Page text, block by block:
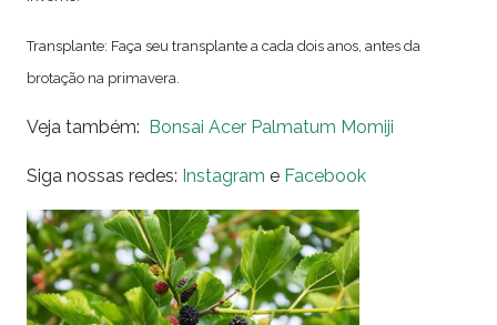
Transplante: Faça seu transplante a cada dois anos, antes da
brotação na primavera.
Veja também: Bonsai Acer Palmatum Momiji
Siga nossas redes: Instagram e Facebook